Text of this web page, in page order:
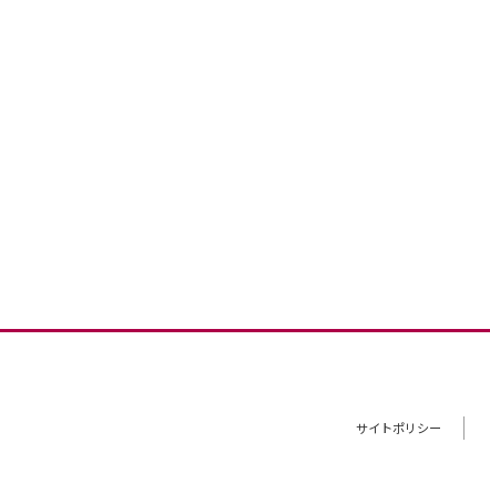
サイトポリシー